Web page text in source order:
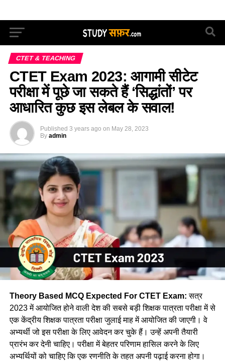
CTET & TEACHING
CTET Exam 2023: आगामी सीटेट
परीक्षा में पूछे जा सकते हैं ‘सिद्धांतों’ पर
आधारित कुछ इस लेबल के सवाल!
Published 3 years ago on May 28, 2023
By admin
Theory Based MCQ Expected For CTET Exam: सत्र
2023 में आयोजित होने वाली देश की सबसे बड़ी शिक्षक पात्रता परीक्षा में से
एक केंद्रीय शिक्षक पात्रता परीक्षा जुलाई माह में आयोजित की जाएगी। वे
अभ्यर्थी जो इस परीक्षा के लिए आवेदन कर चुके हैं। उन्हें अपनी तैयारी
प्रारंभ कर देनी चाहिए। परीक्षा में बेहतर परिणाम हासिल करने के लिए
अभ्यर्थियों को चाहिए कि एक रणनीति के तहत अपनी पढ़ाई करना होगा।